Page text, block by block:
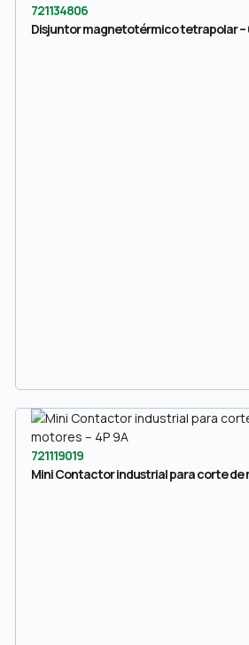
721134806
Disjuntor magnetotérmico tetrapolar –
721119019
Mini Contactor industrial para corte de